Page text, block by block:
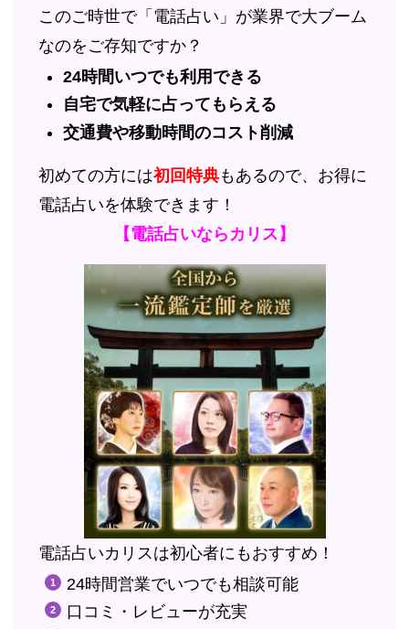
このご時世で「電話占い」が業界で大ブーム
なのをご存知ですか？
24時間いつでも利用できる
自宅で気軽に占ってもらえる
交通費や移動時間のコスト削減
初めての方には初回特典もあるので、お得に
電話占いを体験できます！
【電話占いならカリス】
電話占いカリスは初心者にもおすすめ！
24時間営業でいつでも相談可能
口コミ・レビューが充実